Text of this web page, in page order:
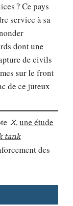
? Ce pays
service à sa
dont une
de civils
sur le front
de ce juteux
X,une étude
tank
des